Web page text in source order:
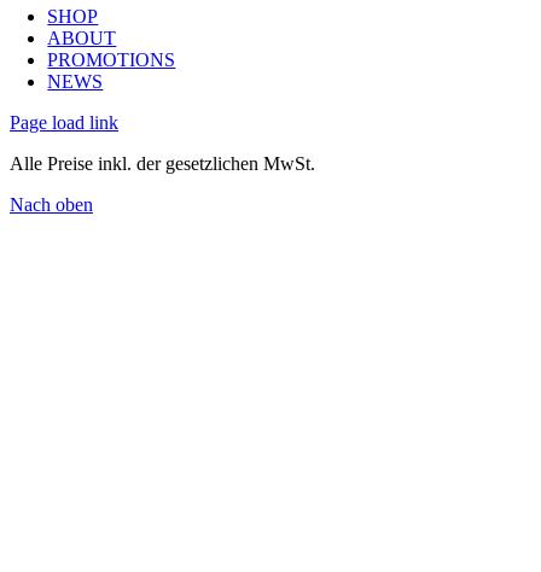
SHOP
ABOUT
PROMOTIONS
NEWS
Page load link
Alle Preise inkl. der gesetzlichen MwSt.
Nach oben